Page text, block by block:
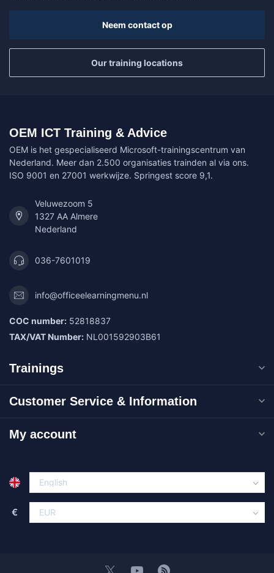
Neem contact op
Our training locations
OEM ICT Training & Advice
OEM is het gespecialiseerd Microsoft-trainingscentrum van
Nederland. Meer dan 2.500 organisaties trainden al via ons.
ISO 9001 en 27001 werkwijze. Springest score 9,1.
Veluwezoom 5
1327 AA Almere
Nederland
036-7601019
info@officeelearningmenu.nl
COC number: 52818837
TAX/VAT Number: NL001592903B61
Trainings
Customer Service & Information
My account
€